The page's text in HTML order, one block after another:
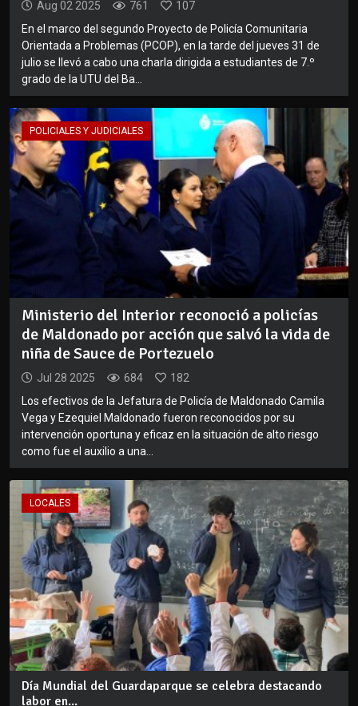
Aug 02 2025 761
107
En el marco del segundo Proyecto de Policía Comunitaria
Orientada a Problemas (PCOP), en la tarde del jueves 31 de
julio se llevó a cabo una charla dirigida a estudiantes de 7.º
grado de la UTU del Ba...
POLICIALES Y JUDICIALES
Ministerio del Interior reconoció a policías
de Maldonado por acción que salvó la vida de
niña de Sauce de Portezuelo
Jul 28 2025 684
182
Los efectivos de la Jefatura de Policía de Maldonado Camila
Vega y Ezequiel Maldonado fueron reconocidos por su
intervención oportuna y eficaz en la situación de alto riesgo
como fue el auxilio a una...
LOCALES
Día Mundial del Guardaparque se celebra destacando
labor en...